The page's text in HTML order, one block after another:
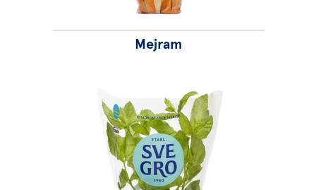
Mejram